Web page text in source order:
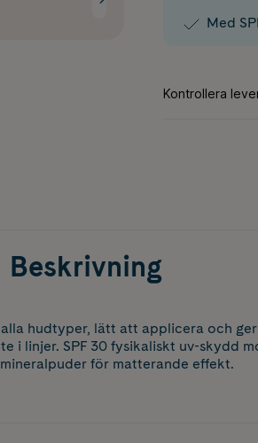
Med
Beskrivning
hudtyper, lätt att applicera och
i linjer. SPF 30 fysikaliskt uv-skydd
för matterande effekt.